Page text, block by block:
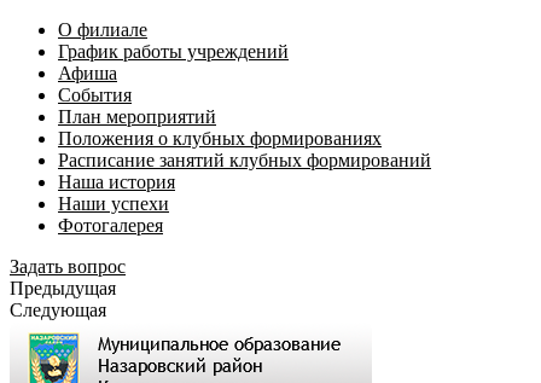
О филиале
График работы учреждений
Афиша
События
План мероприятий
Положения о клубных формированиях
Расписание занятий клубных формирований
Наша история
Наши успехи
Фотогалерея
Задать вопрос
Предыдущая
Следующая